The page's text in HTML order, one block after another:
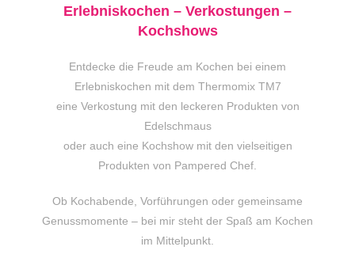
Erlebniskochen – Verkostungen –
Kochshows
Entdecke die Freude am Kochen bei einem
Erlebniskochen mit dem Thermomix TM7
eine Verkostung mit den leckeren Produkten von
Edelschmaus
oder auch eine Kochshow mit den vielseitigen
Produkten von Pampered Chef.
Ob Kochabende, Vorführungen oder gemeinsame
Genussmomente – bei mir steht der Spaß am Kochen
im Mittelpunkt.